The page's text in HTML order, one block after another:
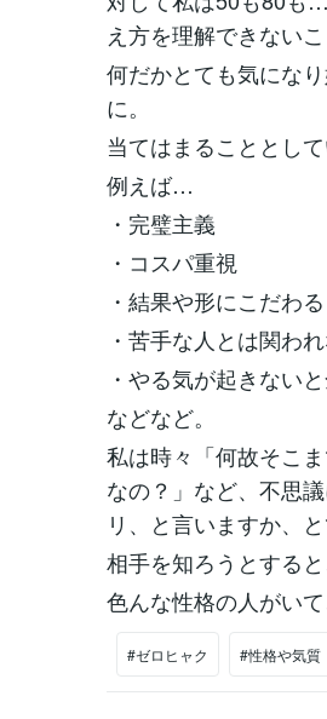
え方を理解できない
何だかとても気にな
に。
当てはまることとし
例えば…
・完璧主義
・コスパ重視
・結果や形にこだわる
・苦手な人とは関わ
・やる気が起きない
などなど。
私は時々「何故そこ
なの？」など、不思
リ、と言いますか、
相手を知ろうとする
色んな性格の人がい
#ゼロヒャク #性格や気質